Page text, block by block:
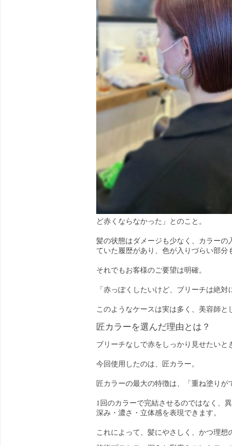
ど赤くならなかった」とのこと。
髪の状態はダメージも少なく、カラー
ていた履歴があり、色が入りづらい部分
それでもお客様のご要望は明確。
「赤っぽくしたいけど、ブリーチは絶対
このようなケースは実は多く、美容師と
匠カラーを選んだ理由とは？
ブリーチなしで赤をしっかり見せたいと
今回使用したのは、匠カラー。
匠カラーの最大の特徴は、「重ね塗りが
1回のカラーで完結させるのではなく、
深み・濃さ・立体感を表現できます。
これによって、髪にやさしく、かつ理想